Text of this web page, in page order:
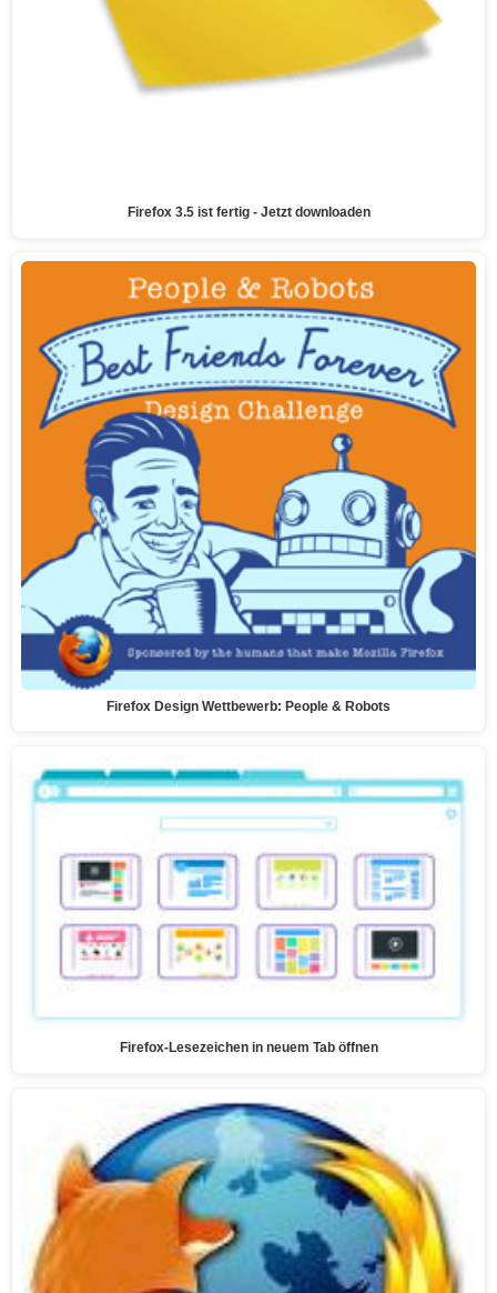
Firefox 3.5 ist fertig - Jetzt downloaden
Firefox Design Wettbewerb: People & Robots
Firefox-Lesezeichen in neuem Tab öffnen